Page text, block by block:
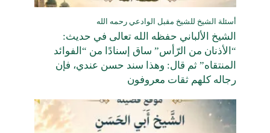
أسئلة الشيخ للشيخ مقبل الوادعي رحمه الله
الشيخ الألباني حفظه الله تعالى في حديث:
“الأذنان من الرّأس” ساق إسنادًا من “الفوائد
المنتقاه” ثم قال: وهذا سند حسن عندي، فإن
رجاله كلهم ثقات معروفون